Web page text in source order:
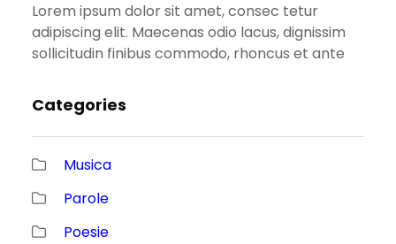
Lorem ipsum dolor sit amet, consec tetur
adipiscing elit. Maecenas odio lacus, dignissim
sollicitudin finibus commodo, rhoncus et ante
Categories
Musica
Parole
Poesie